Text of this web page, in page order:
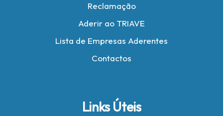
Reclamação
Aderir ao TRIAVE
Lista de Empresas Aderentes
Contactos
Links Úteis